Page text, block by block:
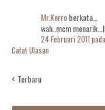
Mr.Kerroberkata…
wah..mcm
24 Februari 2011
Catat Ulasan
Terbaru